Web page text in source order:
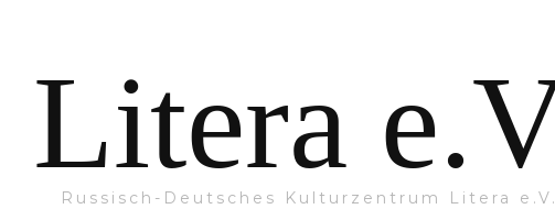
Litera
Russisch-Deutsches Kulturzentrum Litera e.V.